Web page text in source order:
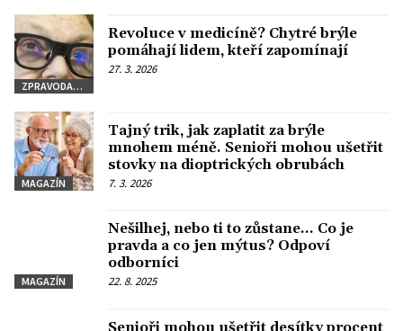
ZPRAVODAJSTVÍ
Revoluce v medicíně? Chytré brýle
pomáhají lidem, kteří zapomínají
27. 3. 2026
MAGAZÍN
Tajný trik, jak zaplatit za brýle
mnohem méně. Senioři mohou ušetřit
stovky na dioptrických obrubách
7. 3. 2026
MAGAZÍN
Nešilhej, nebo ti to zůstane... Co je
pravda a co jen mýtus? Odpoví
odborníci
22. 8. 2025
Senioři mohou ušetřit desítky procent